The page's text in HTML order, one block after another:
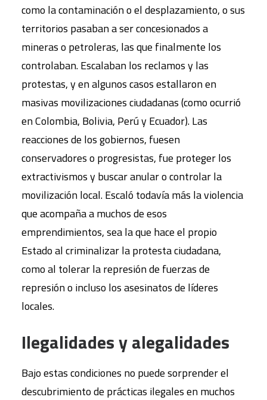
como la contaminación o el desplazamiento, o sus
territorios pasaban a ser concesionados a
mineras o petroleras, las que finalmente los
controlaban. Escalaban los reclamos y las
protestas, y en algunos casos estallaron en
masivas movilizaciones ciudadanas (como ocurrió
en Colombia, Bolivia, Perú y Ecuador). Las
reacciones de los gobiernos, fuesen
conservadores o progresistas, fue proteger los
extractivismos y buscar anular o controlar la
movilización local. Escaló todavía más la violencia
que acompaña a muchos de esos
emprendimientos, sea la que hace el propio
Estado al criminalizar la protesta ciudadana,
como al tolerar la represión de fuerzas de
represión o incluso los asesinatos de líderes
locales.
Ilegalidades y alegalidades
Bajo estas condiciones no puede sorprender el
descubrimiento de prácticas ilegales en muchos